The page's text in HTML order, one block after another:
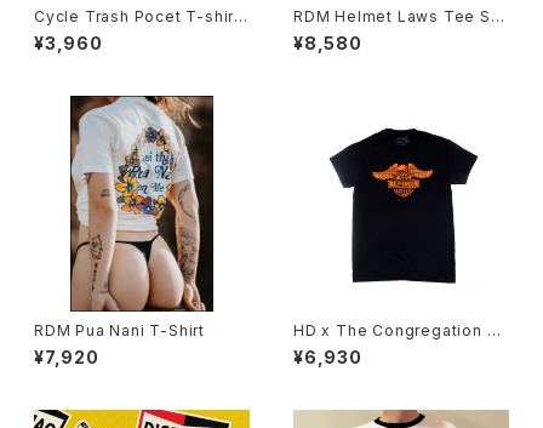
Cycle Trash Pocet T-shirt,
Black Stealth “crate” by Bu
rrito Breath
¥3,960
RDM Helmet Laws Tee Shi
rt
¥8,580
RDM Pua Nani T-Shirt
¥7,920
HD x The Congregation Sh
ow 2025 Tee - Black
¥6,930